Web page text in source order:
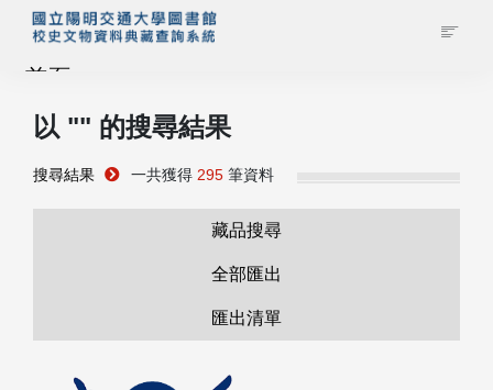
首頁
藏品查詢
管理者登入
以 "" 的搜尋結果
搜尋結果 一共獲得 295 筆資料
藏品搜尋
全部匯出
匯出清單